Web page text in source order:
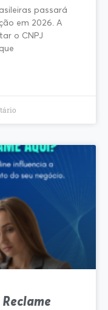
passará
em 2026. A
o CNPJ